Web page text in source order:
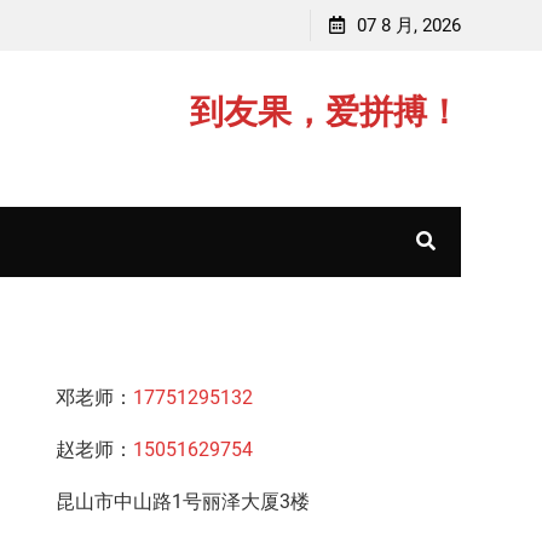
赵老师，毕业于中国
07 8 月, 2026
到友果，爱拼搏！
邓老师： 17751295132
赵老师： 15051629754
昆山市中山路1号丽泽大厦3楼